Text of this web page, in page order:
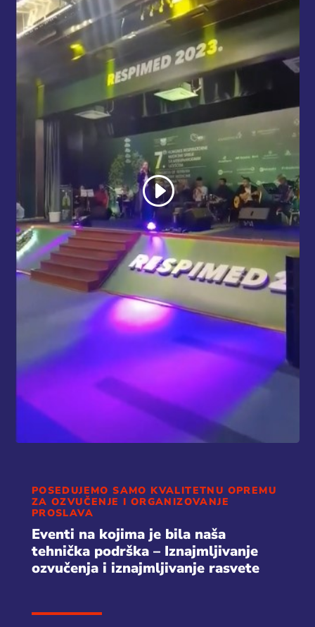
POSEDUJEMO SAMO KVALITETNU OPREMU
ZA OZVUČENJE I ORGANIZOVANJE
PROSLAVA
Eventi na kojima je bila naša
tehnička podrška – Iznajmljivanje
ozvučenja i iznajmljivanje rasvete